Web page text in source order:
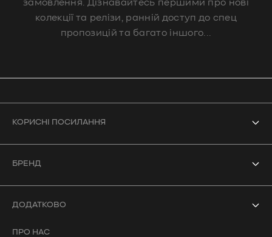
замовлення. Дізнавайтесь першими про нові
колекції та релізи, ранній доступ до спец
пропозицій та багато іншого...
ПРО НАС
КОРИСНІ ПОСИЛАННЯ
Купальники
БРЕНД
ДОДАТКОВО